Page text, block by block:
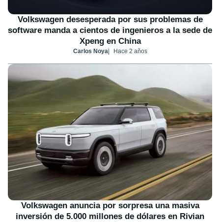
Volkswagen desesperada por sus problemas de
software manda a cientos de ingenieros a la sede de
Xpeng en China
Carlos Noya Hace 2 años
Volkswagen anuncia por sorpresa una masiva
inversión de 5.000 millones de dólares en Rivian